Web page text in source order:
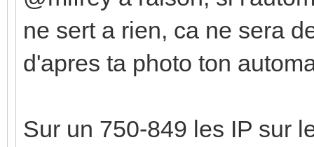
ne sert a rien, ca ne sera
d'apres ta photo ton
Sur un 750-849 les IP sur